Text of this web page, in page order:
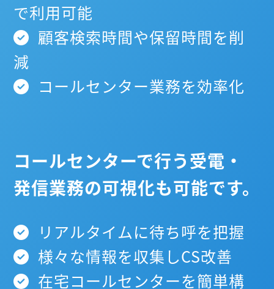
で利用可能
顧客検索時間や保留時間を削
減
コールセンター業務を効率化
コールセンターで行う受電・
発信業務の可視化も可能です。
リアルタイムに待ち呼を把握
様々な情報を収集しCS改善
在宅コールセンターを簡単構